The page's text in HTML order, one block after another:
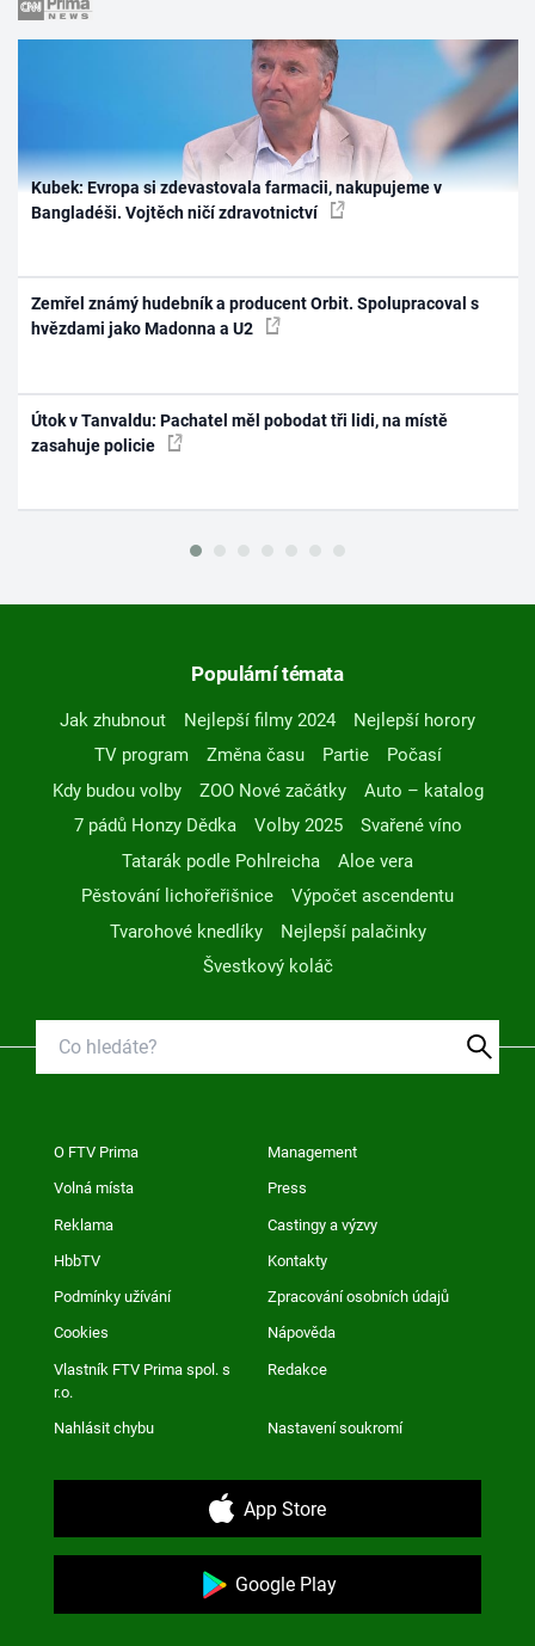
Kubek: Evropa si zdevastovala farmacii, nakupujeme v
Bangladéši. Vojtěch ničí zdravotnictví
Zemřel známý hudebník a producent Orbit. Spolupracoval s
hvězdami jako Madonna a U2
Útok v Tanvaldu: Pachatel měl pobodat tři lidi, na místě
zasahuje policie
Populární témata
Jak zhubnout Nejlepší filmy 2024
Nejlepší horory
TV program
Změna času Partie
Počasí
Kdy budou volby
ZOO Nové začátky
Auto – katalog
7 pádů Honzy Dědka
Volby 2025
Svařené víno
Tatarák podle Pohlreicha
Aloe vera
Pěstování lichořeřišnice
Výpočet ascendentu
Tvarohové knedlíky
Nejlepší palačinky
Švestkový koláč
O FTV Prima Management
Volná místa Press
Reklama Castingy a výzvy
HbbTV Kontakty
Podmínky užívání Zpracování osobních údajů
Cookies Nápověda
Vlastník FTV Prima spol. s
r.o.
Redakce
Nahlásit chybu Nastavení soukromí
App Store
Google Play